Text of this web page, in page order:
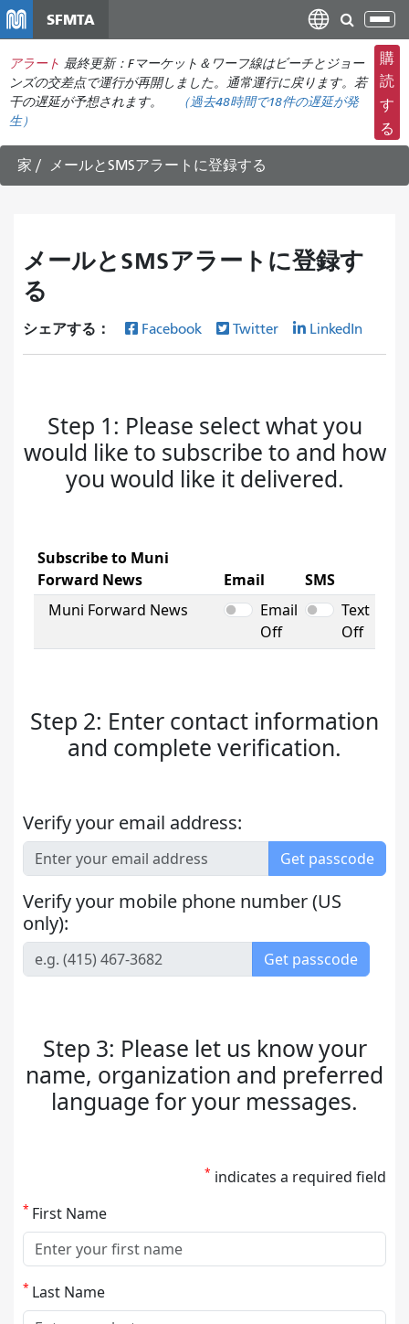
ン
コ
ン
ン
ツ
に
SFMTA
ナ
ビ
ゲ
ー
シ
ョ
の
アラート 最終更新：Fマーケット＆ワーフ線はビーチとジョー
ンズの交差点で運行が再開しました。通常運行に戻ります。若
干の遅延が予想されます。
（過去48時間で18件の遅延が発
生）
購
読
す
る
家 メールとSMSアラートに登録する
メールとSMSアラートに登録す
る
シェアする： Facebook Twitter LinkedIn